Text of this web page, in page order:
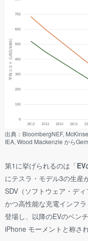
出典：BloombergNEF,
IEA, Wood Mackenzie から
第1に挙げられるのは「
にテスラ・モデル3の生産
SDV（ソフトウェア・デ
かつ高性能な充電インフ
登場し、以降のEVのベン
iPhone モーメントと称され